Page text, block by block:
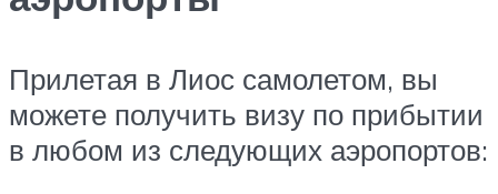
Прилетая в Лиос самолетом, вы
можете получить визу по прибытии
в любом из следующих аэропортов: